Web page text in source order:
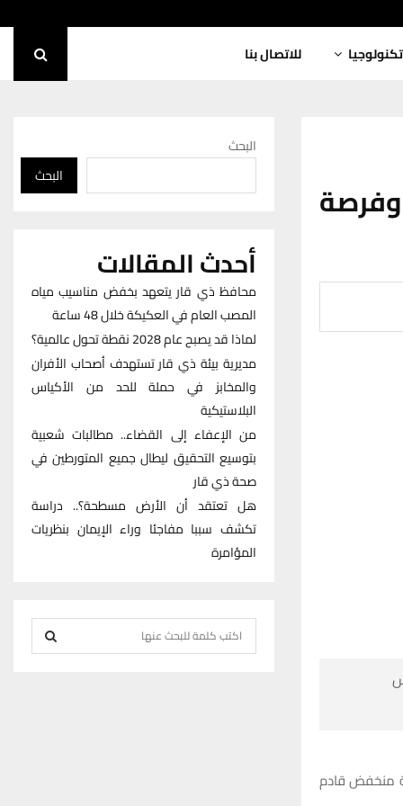
تكنولوجيا للاتصال بنا
منخفض قادم
البحث
البحث
أحدث المقالات
محافظ ذي قار يتعهد بخفض مناسيب مياه
المصب العام في العكيكة خلال 48 ساعة
لماذا قد يصبح عام 2028 نقطة تحول عالمية؟
مديرية بيئة ذي قار تستهدف أصحاب الأفران
والمخابز في حملة للحد من الأكياس
البلاستيكية
من الإعفاء إلى القضاء.. مطالبات شعبية
بتوسيع التحقيق ليطال جميع المتورطين في
صحة ذي قار
هل تعتقد أن الأرض مسطحة؟.. دراسة
تكشف سببا مفاجئا وراء الإيمان بنظريات
المؤامرة
e